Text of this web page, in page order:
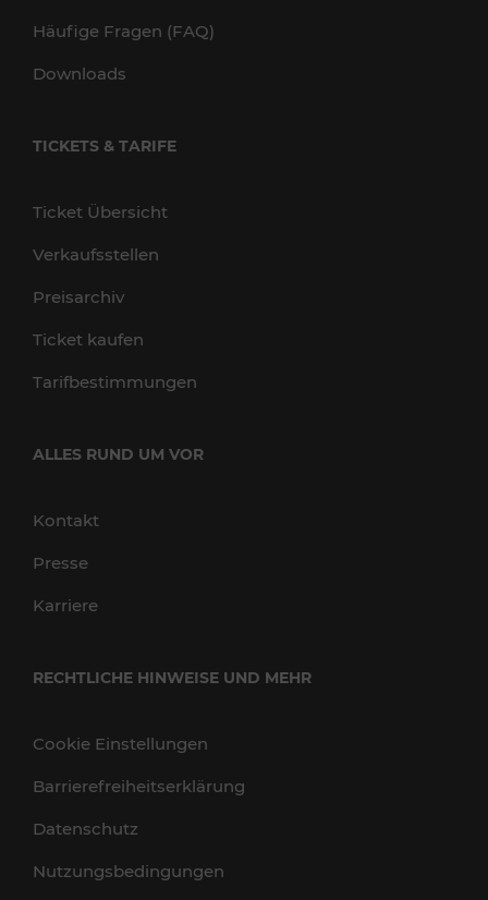
Häufige Fragen (FAQ)
Downloads
TICKETS & TARIFE
Ticket Übersicht
Verkaufsstellen
Preisarchiv
Ticket kaufen
Tarifbestimmungen
ALLES RUND UM VOR
Kontakt
Presse
Karriere
RECHTLICHE HINWEISE UND MEHR
Cookie Einstellungen
Barrierefreiheitserklärung
Datenschutz
Nutzungsbedingungen